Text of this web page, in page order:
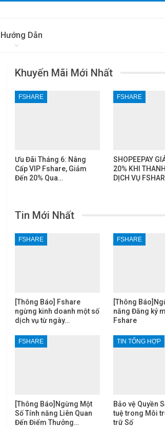
Hướng Dẫn
Khuyến Mãi Mới Nhất
FSHARE
Ưu Đãi Tháng 6: Nâng
Cấp VIP Fshare, Giảm
Đến 20% Qua…
FSHARE
SHOPEEPAY
20% KHI
DỊCH VỤ
Tin Mới Nhất
FSHARE
[Thông Báo] Fshare
ngừng kinh doanh một số
dịch vụ từ ngày…
FSHARE
[Thông
năng Đăng ký
Fshare
FSHARE
[Thông Báo]Ngừng Một
Số Tính năng Liên Quan
Đến Điểm Thưởng…
TIN TỔNG HỢP
Bảo vệ Quyền
tuệ trong Môi
trữ Số